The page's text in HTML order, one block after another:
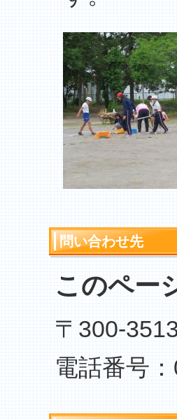
問い合わせ先
このペー
〒300-
電話番号